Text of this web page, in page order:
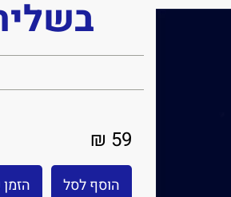
59 ₪
הוסף לסל